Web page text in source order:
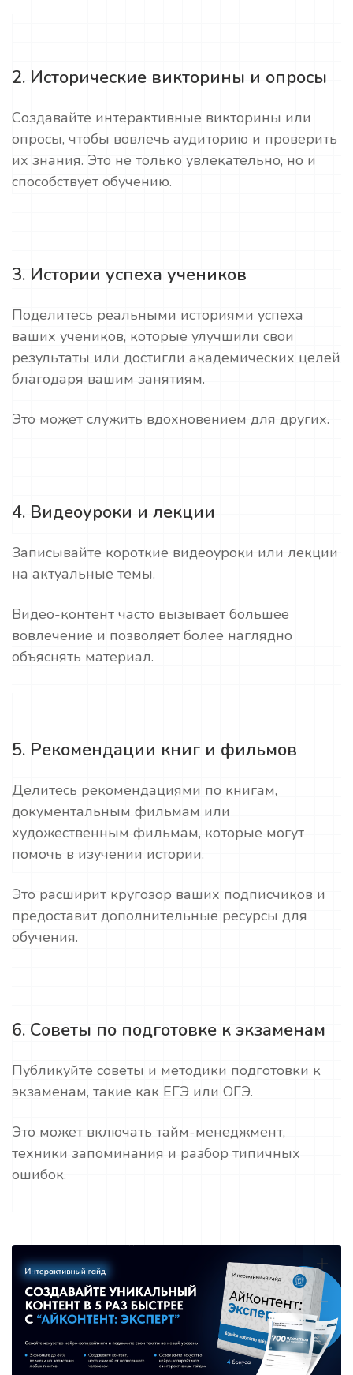
2. Исторические викторины и опросы
Создавайте интерактивные викторины или
опросы, чтобы вовлечь аудиторию и проверить
их знания. Это не только увлекательно, но и
способствует обучению.
3. Истории успеха учеников
Поделитесь реальными историями успеха
ваших учеников, которые улучшили свои
результаты или достигли академических целей
благодаря вашим занятиям.
Это может служить вдохновением для других.
4. Видеоуроки и лекции
Записывайте короткие видеоуроки или лекции
на актуальные темы.
Видео-контент часто вызывает большее
вовлечение и позволяет более наглядно
объяснять материал.
5. Рекомендации книг и фильмов
Делитесь рекомендациями по книгам,
документальным фильмам или
художественным фильмам, которые могут
помочь в изучении истории.
Это расширит кругозор ваших подписчиков и
предоставит дополнительные ресурсы для
обучения.
6. Советы по подготовке к экзаменам
Публикуйте советы и методики подготовки к
экзаменам, такие как ЕГЭ или ОГЭ.
Это может включать тайм-менеджмент,
техники запоминания и разбор типичных
ошибок.